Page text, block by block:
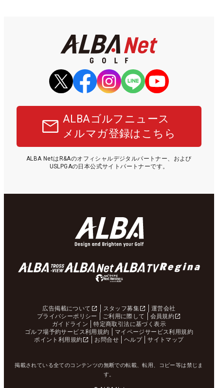
ALBAゴルフニュース
メルマガ登録はこちら
ALBA NetはR&Aのオフィシャルデジタルパートナー、および
USLPGAの日本公式サイトパートナーです。
広告掲載について スタッフ募集
運営会社
プライバシーポリシー
ご利用に際して
会員規約
ガイドライン
特定商取引法に基づく表示
ゴルフ場予約サービス利用規約
マイページサービス利用規約
ポイント利用規約
お問合せ ヘルプ サイトマップ
掲載されている全てのコンテンツの無断での転載、転用、コピー等は禁じま
す。